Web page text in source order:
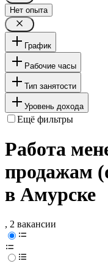
Нет опыта
График
Рабочие часы
Тип занятости
Уровень дохода
Ещё фильтры
Работа
продажам
в Амурске
, 2 вакансии